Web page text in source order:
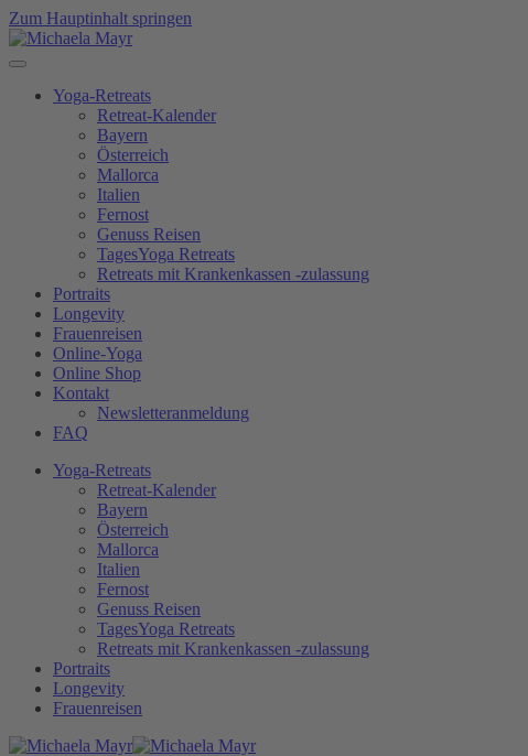
Zum Hauptinhalt springen
Yoga-Retreats
Retreat-Kalender
Bayern
Österreich
Mallorca
Italien
Fernost
Genuss Reisen
TagesYoga Retreats
Retreats mit Krankenkassen -zulassung
Portraits
Longevity
Frauenreisen
Online-Yoga
Online Shop
Kontakt
Newsletteranmeldung
FAQ
Yoga-Retreats
Retreat-Kalender
Bayern
Österreich
Mallorca
Italien
Fernost
Genuss Reisen
TagesYoga Retreats
Retreats mit Krankenkassen -zulassung
Portraits
Longevity
Frauenreisen